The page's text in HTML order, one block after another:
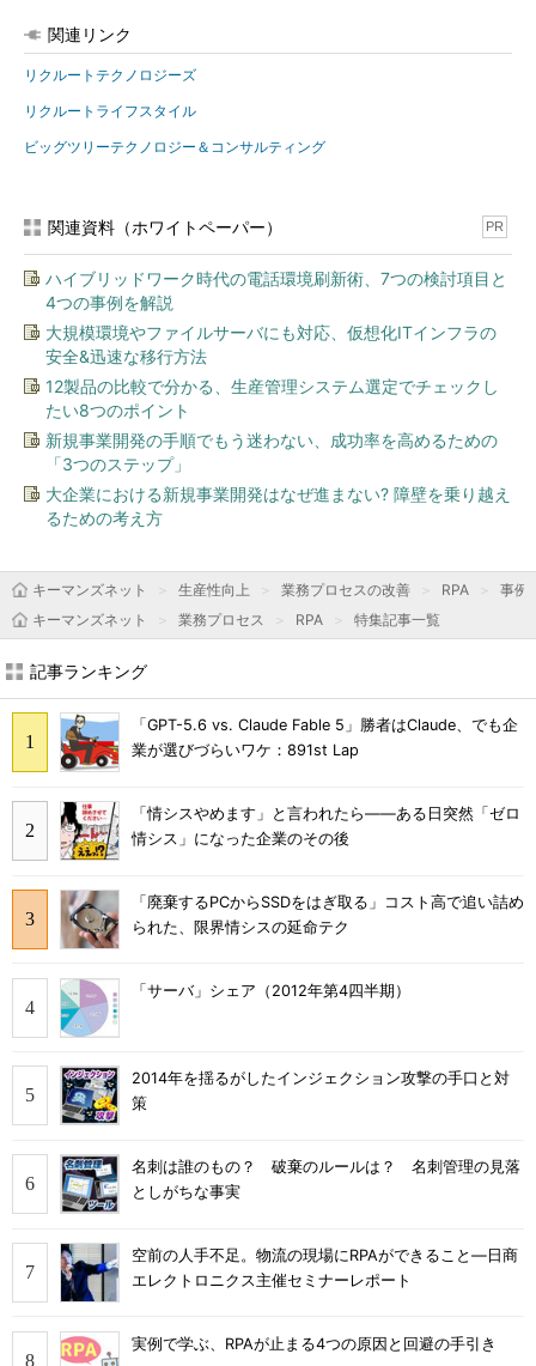
関連リンク
リクルートテクノロジーズ
リクルートライフスタイル
ビッグツリーテクノロジー＆コンサルティング
関連資料（ホワイトペーパー） PR
ハイブリッドワーク時代の電話環境刷新術、7つの検討項目と
4つの事例を解説
大規模環境やファイルサーバにも対応、仮想化ITインフラの
安全&迅速な移行方法
12製品の比較で分かる、生産管理システム選定でチェックし
たい8つのポイント
新規事業開発の手順でもう迷わない、成功率を高めるための
「3つのステップ」
大企業における新規事業開発はなぜ進まない? 障壁を乗り越え
るための考え方
キーマンズネット 生産性向上 業務プロセスの改善 RPA
事例
キーマンズネット
業務プロセス RPA 特集記事一覧
記事ランキング
「GPT-5.6 vs. Claude Fable 5」勝者はClaude、でも企
業が選びづらいワケ：891st Lap
「情シスやめます」と言われたら――ある日突然「ゼロ
情シス」になった企業のその後
「廃棄するPCからSSDをはぎ取る」コスト高で追い詰め
られた、限界情シスの延命テク
「サーバ」シェア（2012年第4四半期）
2014年を揺るがしたインジェクション攻撃の手口と対
策
名刺は誰のもの？ 破棄のルールは？ 名刺管理の見落
としがちな事実
空前の人手不足。物流の現場にRPAができること―日商
エレクトロニクス主催セミナーレポート
実例で学ぶ、RPAが止まる4つの原因と回避の手引き